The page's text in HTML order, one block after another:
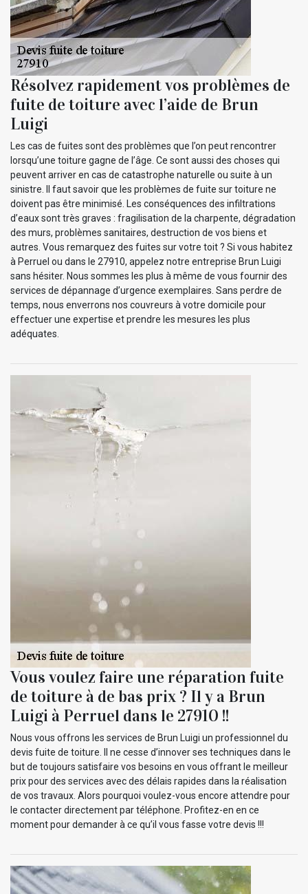
Résolvez rapidement vos problèmes de
fuite de toiture avec l’aide de Brun
Luigi
Les cas de fuites sont des problèmes que l’on peut rencontrer
lorsqu’une toiture gagne de l’âge. Ce sont aussi des choses qui
peuvent arriver en cas de catastrophe naturelle ou suite à un
sinistre. Il faut savoir que les problèmes de fuite sur toiture ne
doivent pas être minimisé. Les conséquences des infiltrations
d’eaux sont très graves : fragilisation de la charpente, dégradation
des murs, problèmes sanitaires, destruction de vos biens et
autres. Vous remarquez des fuites sur votre toit ? Si vous habitez
à Perruel ou dans le 27910, appelez notre entreprise Brun Luigi
sans hésiter. Nous sommes les plus à même de vous fournir des
services de dépannage d’urgence exemplaires. Sans perdre de
temps, nous enverrons nos couvreurs à votre domicile pour
effectuer une expertise et prendre les mesures les plus
adéquates.
Vous voulez faire une réparation fuite
de toiture à de bas prix ? Il y a Brun
Luigi à Perruel dans le 27910 !!
Nous vous offrons les services de Brun Luigi un professionnel du
devis fuite de toiture. Il ne cesse d’innover ses techniques dans le
but de toujours satisfaire vos besoins en vous offrant le meilleur
prix pour des services avec des délais rapides dans la réalisation
de vos travaux. Alors pourquoi voulez-vous encore attendre pour
le contacter directement par téléphone. Profitez-en en ce
moment pour demander à ce qu’il vous fasse votre devis !!!